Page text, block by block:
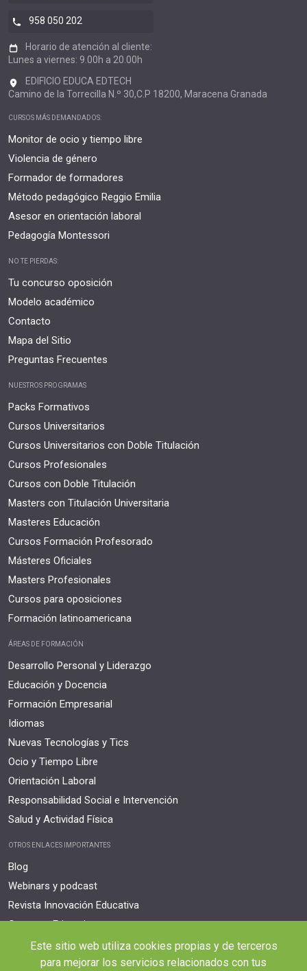
958 050 202
Horario de atención al cliente:
Lunes a viernes: 9.00h a 20.00h
EDIFICIO EDUCA EDTECH
Camino de la Torrecilla N.º 30,C.P 18200, Maracena Granada
CURSOS MÁS DEMANDADOS:
Monitor de ocio y tiempo libre
Violencia de género
Formador de formadores
Método pedagógico Reggio Emilia
Asesor en orientación laboral
Pedagogía Montessori
NO TE PIERDAS:
Tu concurso oposición
Modelo académico
Contacto
Mapa del Sitio
Preguntas Frecuentes
NUESTROS PROGRAMAS
Packs Formativos
Cursos Universitarios
Cursos Universitarios con Doble Titulación
Cursos Profesionales
Cursos con Doble Titulación
Masters con Titulación Universitaria
Masteres Educación
Cursos Formación Profesorado
Másteres Oficiales
Masters Profesionales
Cursos para oposiciones
Formación latinoamericana
ÁREAS DE FORMACIÓN
Desarrollo Personal y Liderazgo
Educación y Docencia
Formación Empresarial
Idiomas
Nuevas Tecnologías y Tics
Ocio y Tiempo Libre
Orientación Laboral
Responsabilidad Social e Intervención
Salud y Actividad Física
OTROS ENLACES IMPORTANTES
Blog
Webinars y podcast
Revista Innovación Educativa
Contexto Educativo
Desistir contrato aquí
Tienes 14 días desde tu matriculación para cancelar sin coste y recibir el
Este sitio web utiliza cookies propias y de terceros
para mejorar los servicios relacionados con tus